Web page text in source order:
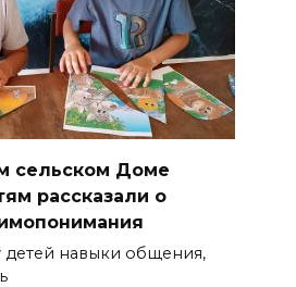
сельском Доме
рассказали о
навыки общения,